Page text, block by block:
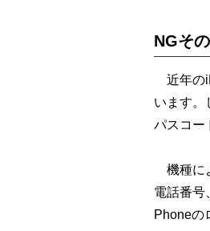
NGそ
近年の
います。
パスコー
機種に
電話番号
Phoneの